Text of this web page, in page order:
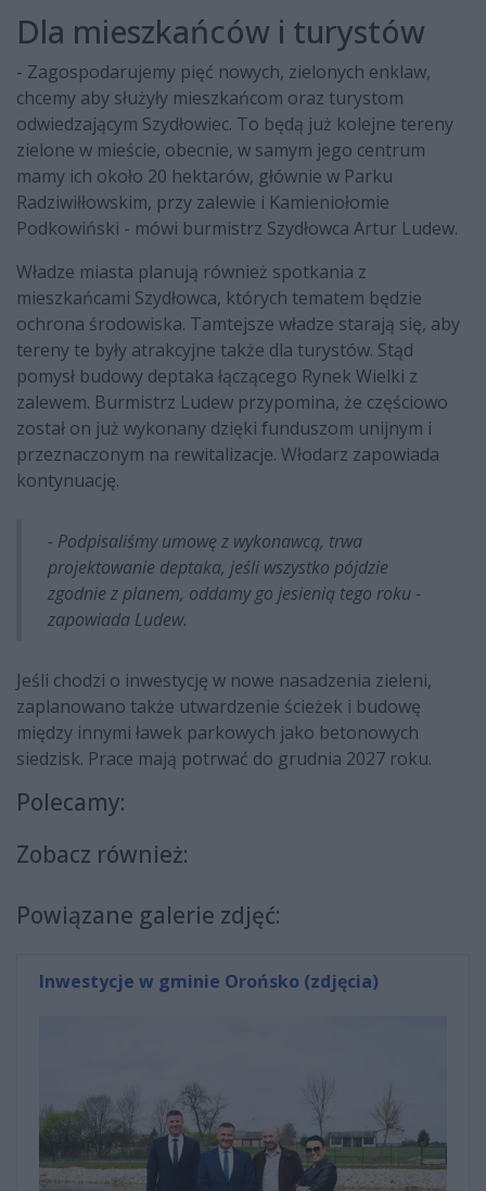
Dla mieszkańców i turystów
- Zagospodarujemy pięć nowych, zielonych enklaw,
chcemy aby służyły mieszkańcom oraz turystom
odwiedzającym Szydłowiec. To będą już kolejne tereny
zielone w mieście, obecnie, w samym jego centrum
mamy ich około 20 hektarów, głównie w Parku
Radziwiłłowskim, przy zalewie i Kamieniołomie
Podkowiński - mówi burmistrz Szydłowca Artur Ludew.
Władze miasta planują również spotkania z
mieszkańcami Szydłowca, których tematem będzie
ochrona środowiska. Tamtejsze władze starają się, aby
tereny te były atrakcyjne także dla turystów. Stąd
pomysł budowy deptaka łączącego Rynek Wielki z
zalewem. Burmistrz Ludew przypomina, że częściowo
został on już wykonany dzięki funduszom unijnym i
przeznaczonym na rewitalizacje. Włodarz zapowiada
kontynuację.
- Podpisaliśmy umowę z wykonawcą, trwa
projektowanie deptaka, jeśli wszystko pójdzie
zgodnie z planem, oddamy go jesienią tego roku -
zapowiada Ludew.
Jeśli chodzi o inwestycję w nowe nasadzenia zieleni,
zaplanowano także utwardzenie ścieżek i budowę
między innymi ławek parkowych jako betonowych
siedzisk. Prace mają potrwać do grudnia 2027 roku.
Polecamy:
Zobacz również:
Powiązane galerie zdjęć:
Inwestycje w gminie Orońsko (zdjęcia)